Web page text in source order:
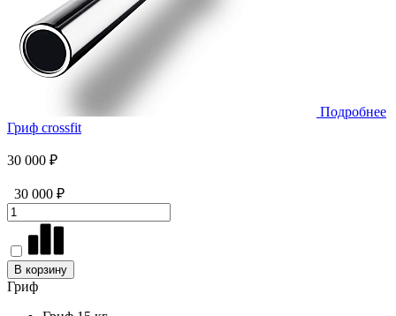
Подробнее
Гриф crossfit
30 000 ₽
30 000 ₽
В корзину
Гриф